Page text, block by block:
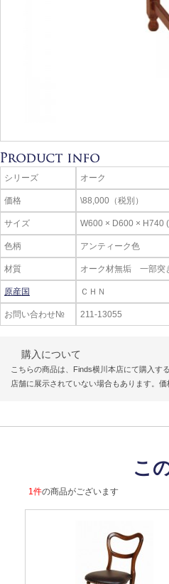
シリーズ オーク
価格 \88,000（税別）
サイズ W600 × D600 × H740
色柄 アンティーク色
材質 オーク材無垢 一部突
原産国 ＣＨＮ
お問い合わせ№ 211-13055
購入について
こちらの商品は、Finds横川本店にて購入す
店舗に展示されていない場合もあります。
こ
1件の商品がございます